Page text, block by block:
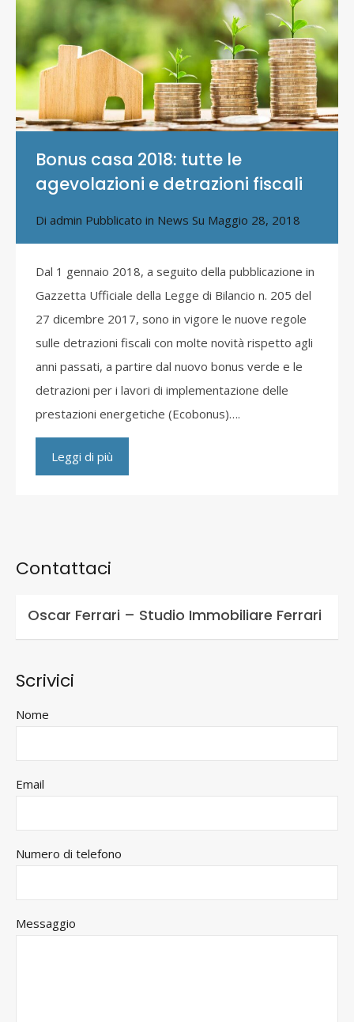
Bonus casa 2018: tutte le
agevolazioni e detrazioni fiscali
Di admin Pubblicato in News Su Maggio 28, 2018
Dal 1 gennaio 2018, a seguito della pubblicazione in
Gazzetta Ufficiale della Legge di Bilancio n. 205 del
27 dicembre 2017, sono in vigore le nuove regole
sulle detrazioni fiscali con molte novità rispetto agli
anni passati, a partire dal nuovo bonus verde e le
detrazioni per i lavori di implementazione delle
prestazioni energetiche (Ecobonus)….
Leggi di più
Contattaci
Oscar Ferrari – Studio Immobiliare Ferrari
Scrivici
Nome
Email
Numero di telefono
Messaggio